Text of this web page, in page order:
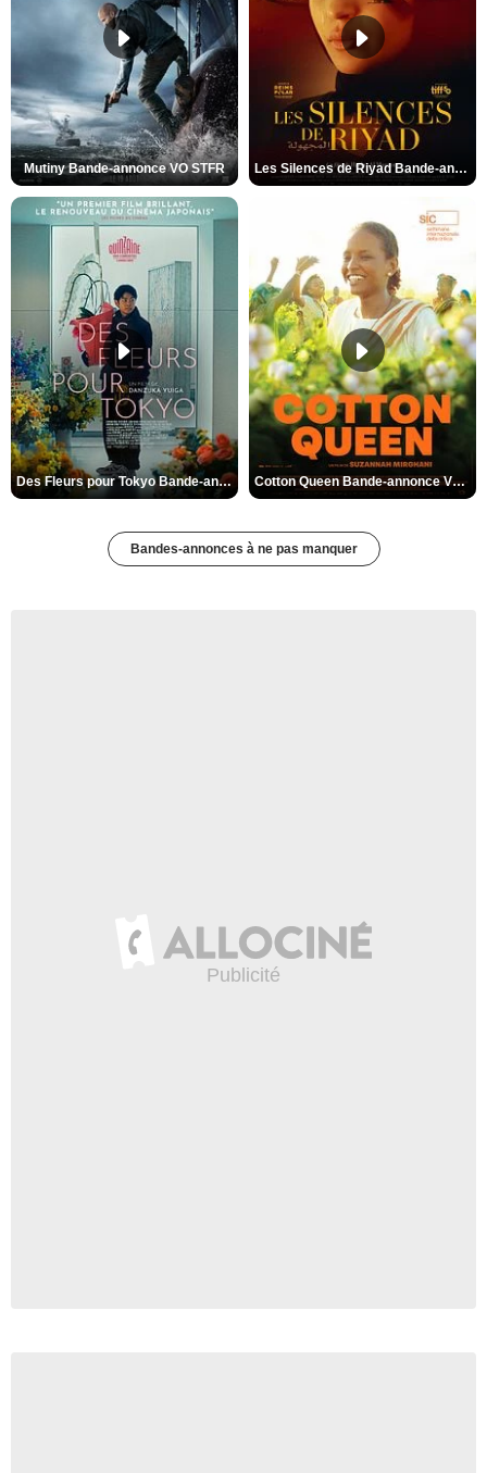
Mutiny Bande-annonce VO STFR Les Silences de Riyad Bande-annonce VO STFR
Des Fleurs pour Tokyo Bande-annonce VO STFR Cotton Queen Bande-annonce VO STFR
Bandes-annonces à ne pas manquer